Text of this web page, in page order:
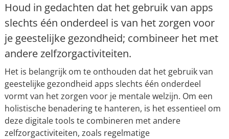
Houd in gedachten dat het gebruik van apps
slechts één onderdeel is van het zorgen voor
je geestelijke gezondheid; combineer het met
andere zelfzorgactiviteiten.
Het is belangrijk om te onthouden dat het gebruik van
geestelijke gezondheid apps slechts één onderdeel
vormt van het zorgen voor je mentale welzijn. Om een
holistische benadering te hanteren, is het essentieel om
deze digitale tools te combineren met andere
zelfzorgactiviteiten, zoals regelmatige